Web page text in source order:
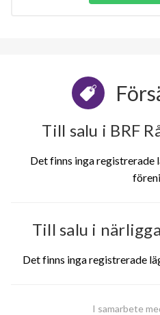
Till salu i BRF
Det finns inga registrerade
Till salu i
Det finns inga registrerade
I samarbete